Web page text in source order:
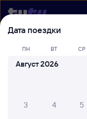
Выберите
билеты
Дата поездки
ПН ВТ СР
Август 2026
3 4 5